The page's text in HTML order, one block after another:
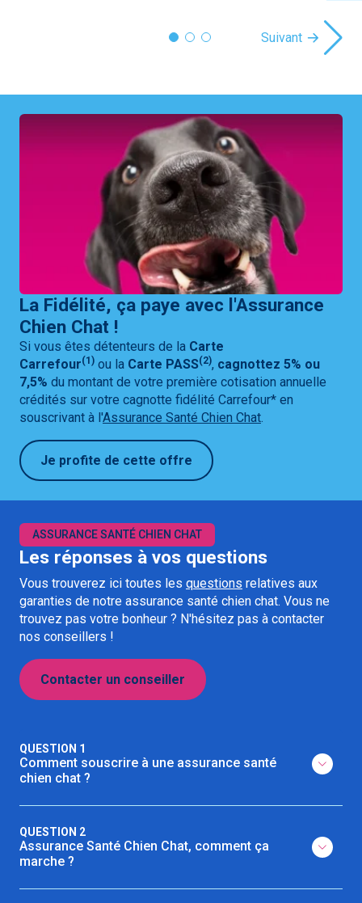
Suivant
La Fidélité, ça paye avec l'Assurance
Chien Chat !
Si vous êtes détenteurs de la Carte
Carrefour(1) ou la Carte PASS(2), cagnottez 5% ou
7,5% du montant de votre première cotisation annuelle
crédités sur votre cagnotte fidélité Carrefour* en
souscrivant à l'Assurance Santé Chien Chat.
Je profite de cette offre
ASSURANCE SANTÉ CHIEN CHAT
Les réponses à vos questions
Vous trouverez ici toutes les questions relatives aux
garanties de notre assurance santé chien chat. Vous ne
trouvez pas votre bonheur ? N'hésitez pas à contacter
nos conseillers !
Contacter un conseiller
QUESTION 1
Comment souscrire à une assurance santé
chien chat ?
QUESTION 2
Assurance Santé Chien Chat, comment ça
marche ?